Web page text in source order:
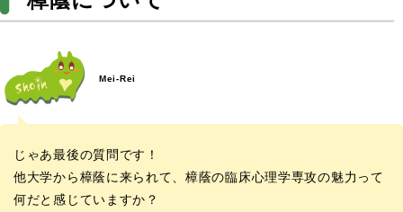
Mei-Rei
じゃあ最後の質問です！
他大学から樟蔭に来られて、樟蔭の臨床心理学専攻の魅力って
何だと感じていますか？